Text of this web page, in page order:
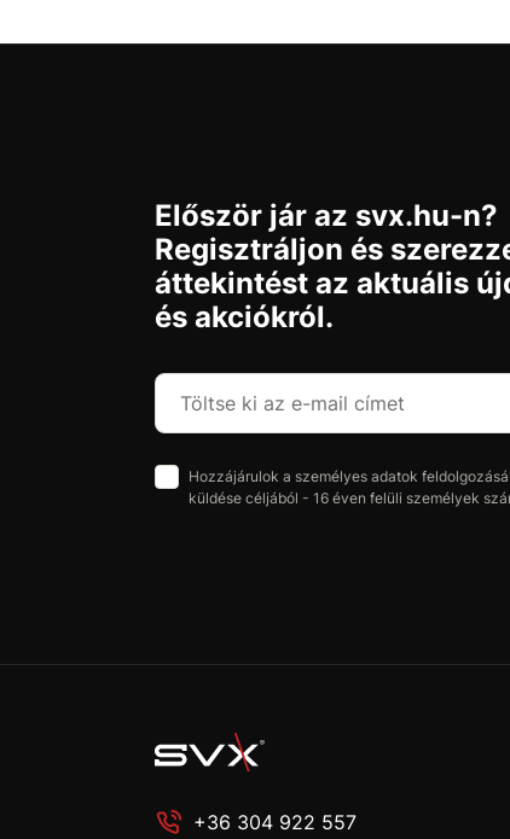
Először jár az svx.hu-n?
Regisztráljon és
áttekintést az aktuális
és akciókról.
Hozzájárulok a személyes adatok
küldése céljából - 16 éven felüli személyek
+36 304 922 557